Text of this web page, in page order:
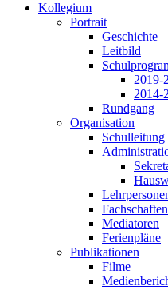
Kollegium
Portrait
Geschichte
Leitbild
2019-
2014-
Rundgang
Organisation
Schulleitung
Fachschaften
Mediatoren
Ferienpläne
Publikationen
Filme